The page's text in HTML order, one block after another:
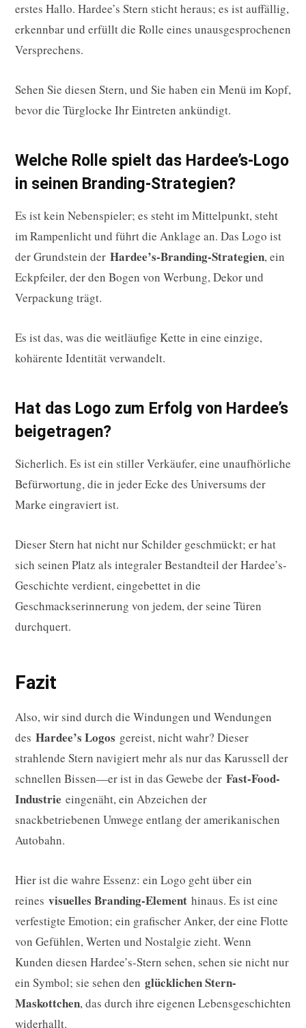
erstes Hallo. Hardee’s Stern sticht heraus; es ist auffällig,
erkennbar und erfüllt die Rolle eines unausgesprochenen
Versprechens.
Sehen Sie diesen Stern, und Sie haben ein Menü im Kopf,
bevor die Türglocke Ihr Eintreten ankündigt.
Welche Rolle spielt das Hardee’s-Logo
in seinen Branding-Strategien?
Es ist kein Nebenspieler; es steht im Mittelpunkt, steht
im Rampenlicht und führt die Anklage an. Das Logo ist
der Grundstein der Hardee’s-Branding-Strategien, ein
Eckpfeiler, der den Bogen von Werbung, Dekor und
Verpackung trägt.
Es ist das, was die weitläufige Kette in eine einzige,
kohärente Identität verwandelt.
Hat das Logo zum Erfolg von Hardee’s
beigetragen?
Sicherlich. Es ist ein stiller Verkäufer, eine unaufhörliche
Befürwortung, die in jeder Ecke des Universums der
Marke eingraviert ist.
Dieser Stern hat nicht nur Schilder geschmückt; er hat
sich seinen Platz als integraler Bestandteil der Hardee’s-
Geschichte verdient, eingebettet in die
Geschmackserinnerung von jedem, der seine Türen
durchquert.
Fazit
Also, wir sind durch die Windungen und Wendungen
des Hardee’s Logos gereist, nicht wahr? Dieser
strahlende Stern navigiert mehr als nur das Karussell der
schnellen Bissen—er ist in das Gewebe der Fast-Food-
Industrie eingenäht, ein Abzeichen der
snackbetriebenen Umwege entlang der amerikanischen
Autobahn.
Hier ist die wahre Essenz: ein Logo geht über ein
reines visuelles Branding-Element hinaus. Es ist eine
verfestigte Emotion; ein grafischer Anker, der eine Flotte
von Gefühlen, Werten und Nostalgie zieht. Wenn
Kunden diesen Hardee’s-Stern sehen, sehen sie nicht nur
ein Symbol; sie sehen den glücklichen Stern-
Maskottchen, das durch ihre eigenen Lebensgeschichten
widerhallt.